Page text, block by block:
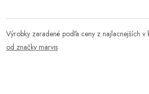
Výrobky zaradené podľa ceny z najlacnejších v
od značky marvis